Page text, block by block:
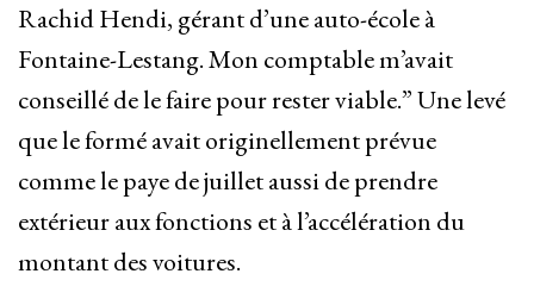
Rachid Hendi, gérant d’une auto-école à
Fontaine-Lestang. Mon comptable m’avait
conseillé de le faire pour rester viable.” Une levé
que le formé avait originellement prévue
comme le paye de juillet aussi de prendre
extérieur aux fonctions et à l’accélération du
montant des voitures.